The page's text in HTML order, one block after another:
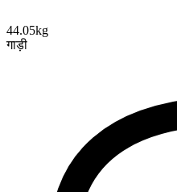
44.05kg
गाड़ी